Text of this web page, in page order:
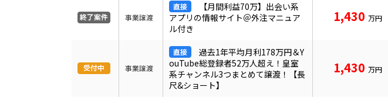
事業譲渡
【月間利益70万】出会い系
アプリの情報サイト＠外注マニュア
ル付き
1,430 万円
事業譲渡
過去1年平均月利178万円＆Y
ouTube総登録者52万人超え！皇室
系チャンネル3つまとめて譲渡！【長
尺&ショート】
1,430 万円